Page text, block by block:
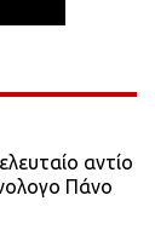
αντίο
Πάνο